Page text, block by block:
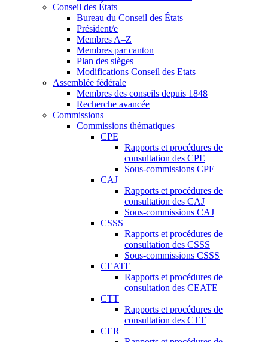
Conseil des États
Bureau du Conseil des États
Président/e
Membres A–Z
Membres par canton
Plan des sièges
Modifications Conseil des Etats
Assemblée fédérale
Membres des conseils depuis 1848
Recherche avancée
Commissions
Commissions thématiques
CPE
Rapports et procédures de
consultation des CPE
Sous-commissions CPE
CAJ
Rapports et procédures de
consultation des CAJ
Sous-commissions CAJ
CSSS
Rapports et procédures de
consultation des CSSS
Sous-commissions CSSS
CEATE
Rapports et procédures de
consultation des CEATE
CTT
Rapports et procédures de
consultation des CTT
CER